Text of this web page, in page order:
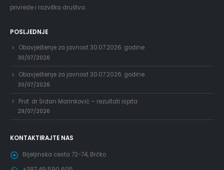
privrede i razvitka društva.
POSLJEDNJE
Obavještenje za javnost 30.07.2026. godine
30/07/2026
Obavještenje za javnost 30.07.2026. godine
30/07/2026
Prof. dr Srđan Marinković – rezultati ispita
29/07/2026
KONTAKTIRAJTE NAS
Bijeljinska cesta 72-74, Brčko